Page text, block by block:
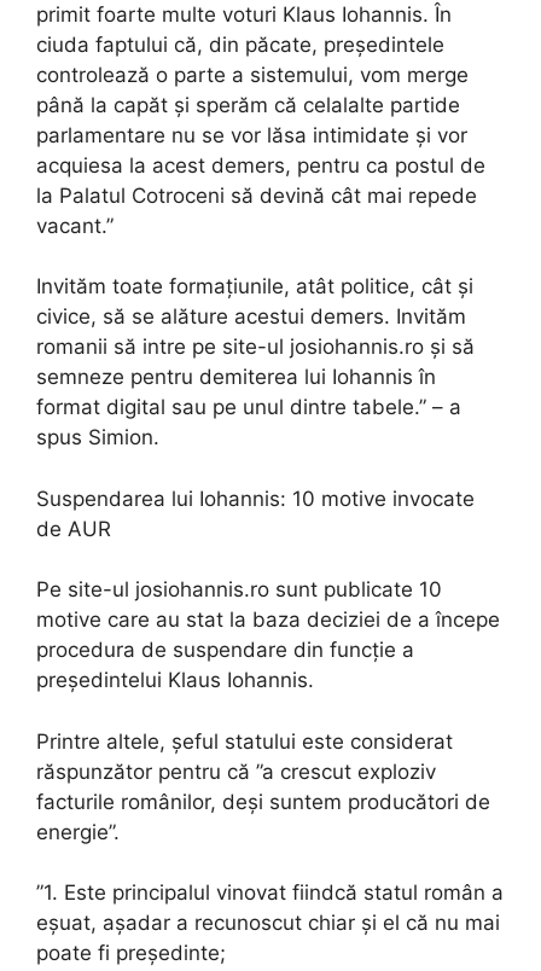
primit foarte multe voturi Klaus Iohannis. În
ciuda faptului că, din păcate, președintele
controlează o parte a sistemului, vom merge
până la capăt și sperăm că celalalte partide
parlamentare nu se vor lăsa intimidate și vor
acquiesa la acest demers, pentru ca postul de
la Palatul Cotroceni să devină cât mai repede
vacant.”
Invităm toate formațiunile, atât politice, cât și
civice, să se alăture acestui demers. Invităm
romanii să intre pe site-ul josiohannis.ro și să
semneze pentru demiterea lui Iohannis în
format digital sau pe unul dintre tabele.” – a
spus Simion.
Suspendarea lui Iohannis: 10 motive invocate
de AUR
Pe site-ul josiohannis.ro sunt publicate 10
motive care au stat la baza deciziei de a începe
procedura de suspendare din funcție a
președintelui Klaus Iohannis.
Printre altele, șeful statului este considerat
răspunzător pentru că ”a crescut exploziv
facturile românilor, deși suntem producători de
energie”.
”1. Este principalul vinovat fiindcă statul român a
eșuat, așadar a recunoscut chiar și el că nu mai
poate fi președinte;